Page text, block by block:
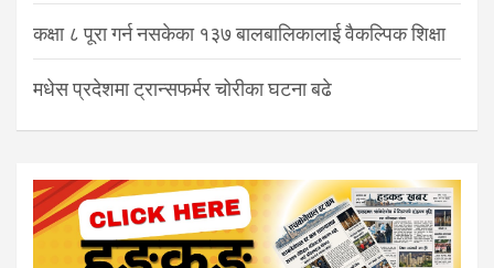
कक्षा ८ पूरा गर्न नसकेका १३७ बालबालिकालाई वैकल्पिक शिक्षा
मधेस प्रदेशमा ट्रान्सफर्मर चोरीका घटना बढे